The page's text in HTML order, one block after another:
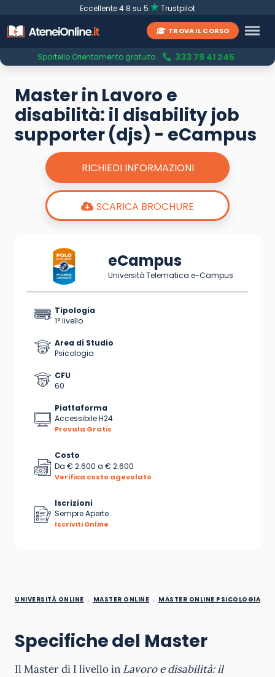
Eccellente 4.8 su 5 Trustpilot
TROVA IL CORSO
Sportello Orientamento gratuito 333 79 41 245
Master in Lavoro e
disabilità: il disability job
supporter (djs) - eCampus
RICHIEDI INFORMAZIONI
SCARICA BROCHURE
eCampus
Università Telematica e-Campus
Tipologia
1° livello
Area di Studio
Psicologia
CFU
60
Piattaforma
Accessibile H24
Provala Gratis
Costo
Da € 2.600 a € 2.600
Verifica costo agevolato
Iscrizioni
Sempre Aperte
Iscriviti Online
UNIVERSITÀ ONLINE MASTER ONLINE MASTER ONLINE PSICOLOGIA
Specifiche del Master
Il Master di I livello in Lavoro e disabilità: il